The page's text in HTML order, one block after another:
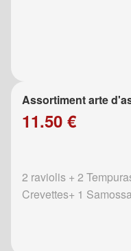
Assortiment arte
11.50 €
2 raviolis + 2
Crevettes+ 1